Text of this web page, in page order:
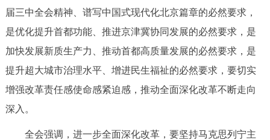
ENGLISH 한국어 日本語
DEUTSCH FRANÇAIS РУССКИЙ ЯЗЫК
ESPAÑOL العربية PORTUGUÊS
届三中全会精神、谱写中国式现代化北京篇章的必然要求，
是优化提升首都功能、推进京津冀协同发展的必然要求，是
加快发展新质生产力、推动首都高质量发展的必然要求，是
提升超大城市治理水平、增进民生福祉的必然要求，要切实
增强改革责任感使命感紧迫感，推动全面深化改革不断走向
深入。
全会强调，进一步全面深化改革，要坚持马克思列宁主